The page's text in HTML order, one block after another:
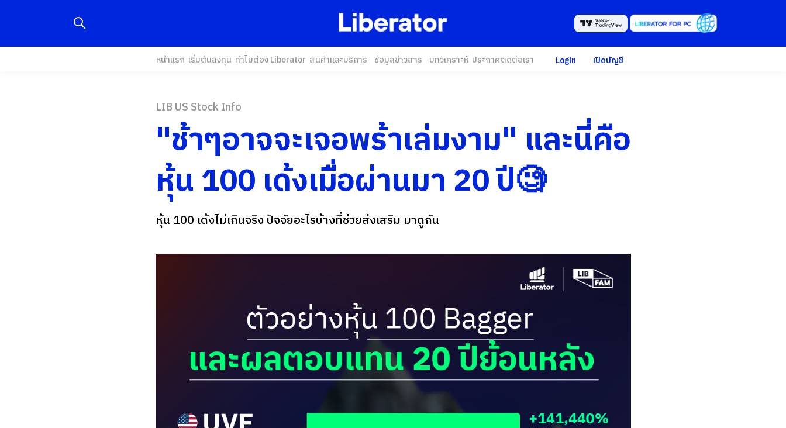
หน้าแรก เริ่มต้นลงทุน ทำไมต้อง Liberator สินค้าและบริการ ข้อมูลข่าวสาร บทวิเคราะห์ ประกาศติดต่อเรา Login เปิดบัญชี
LIB US Stock Info
"ช้าๆอาจจะเจอพร้าเล่มงาม" และนี่คือ
หุ้น 100 เด้งเมื่อผ่านมา 20 ปี🧐
หุ้น 100 เด้งไม่เกินจริง ปัจจัยอะไรบ้างที่ช่วยส่งเสริม มาดูกัน